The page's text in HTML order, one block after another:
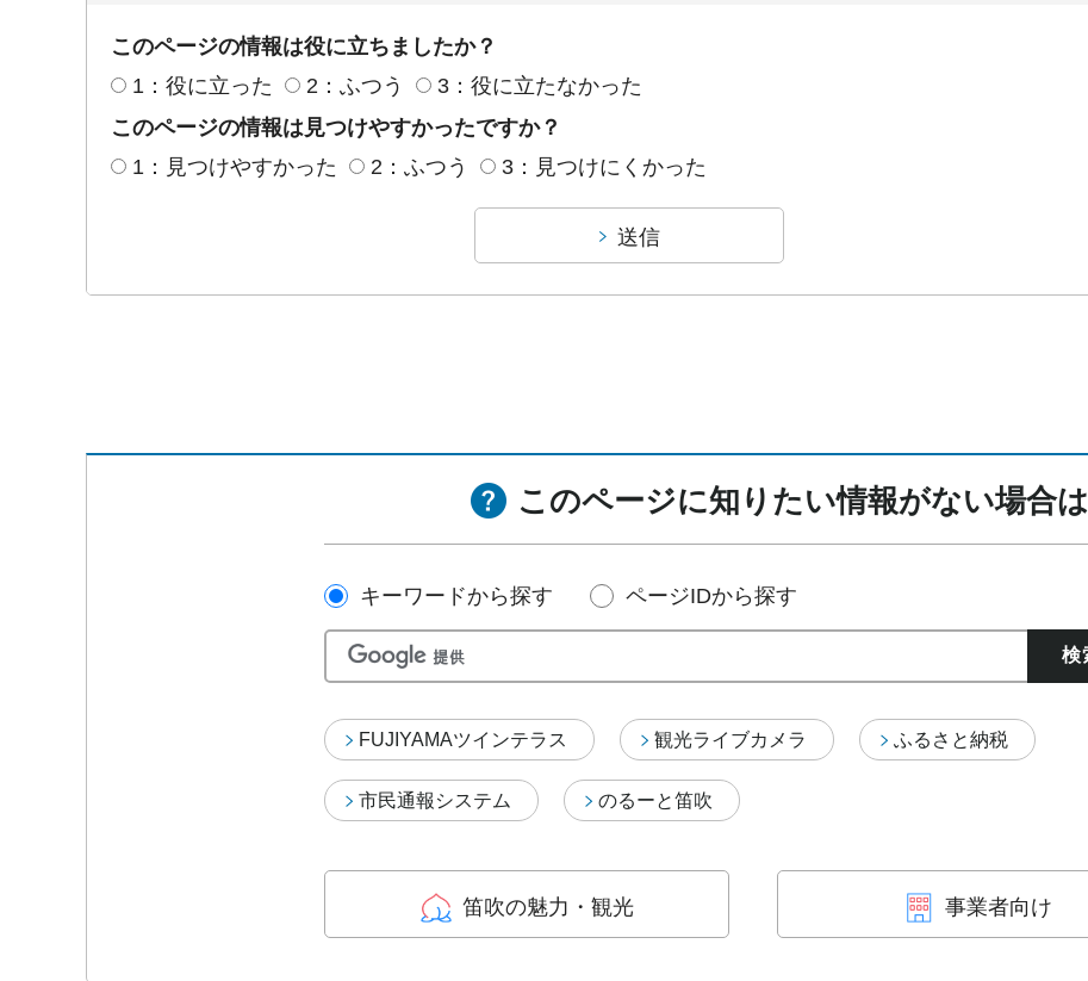
このページの情報は役に立ちましたか？
1：役に立った
2：ふつう
3：役に立たなかった
このページの情報は見つけやすかったですか？
1：見つけやすかった
2：ふつう 3：見つけにくかった
このページに知りたい情報がない場合は
キーワードから探す ページIDから探す
FUJIYAMAツインテラス 観光ライブカメラ ふるさと納税
市民通報システム のるーと笛吹
笛吹の魅力・観光 事業者向け